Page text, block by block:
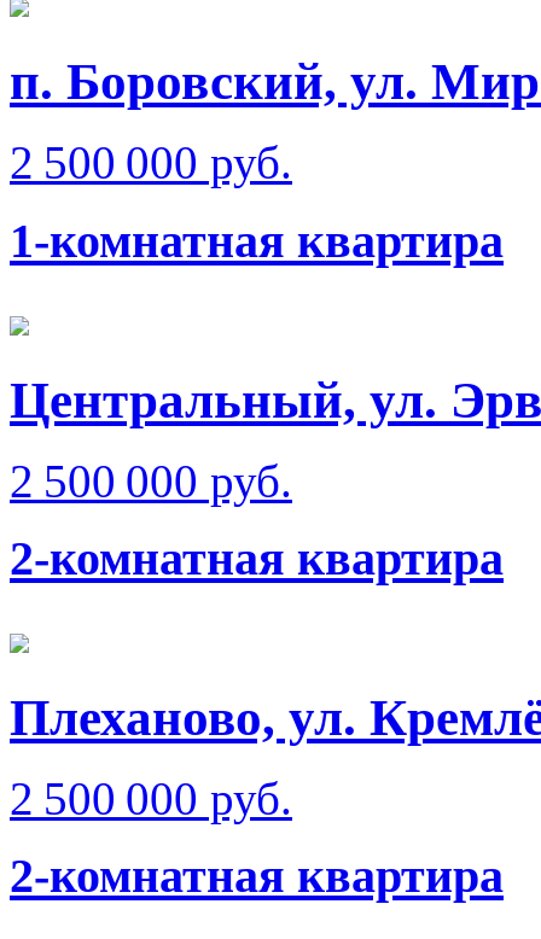
п. Боровский, ул.
2 500 000 руб.
1-комнатная квартира
Центральный, ул.
2 500 000 руб.
2-комнатная квартира
Плеханово, ул.
2 500 000 руб.
2-комнатная квартира